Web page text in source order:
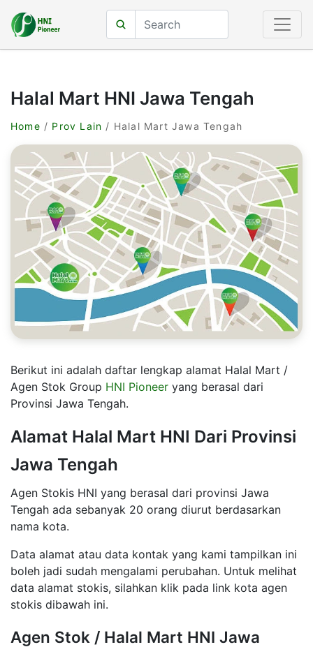
Halal Mart HNI Jawa Tengah
Home / Prov Lain / Halal Mart Jawa Tengah
Berikut ini adalah daftar lengkap alamat Halal Mart /
Agen Stok Group HNI Pioneer yang berasal dari
Provinsi Jawa Tengah.
Alamat Halal Mart HNI Dari Provinsi
Jawa Tengah
Agen Stokis HNI yang berasal dari provinsi Jawa
Tengah ada sebanyak 20 orang diurut berdasarkan
nama kota.
Data alamat atau data kontak yang kami tampilkan ini
boleh jadi sudah mengalami perubahan. Untuk melihat
data alamat stokis, silahkan klik pada link kota agen
stokis dibawah ini.
Agen Stok / Halal Mart HNI Jawa